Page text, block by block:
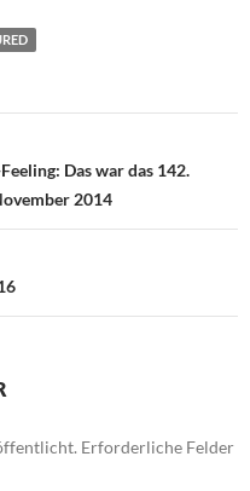
Das war das 142.
2014
Erforderliche Felder